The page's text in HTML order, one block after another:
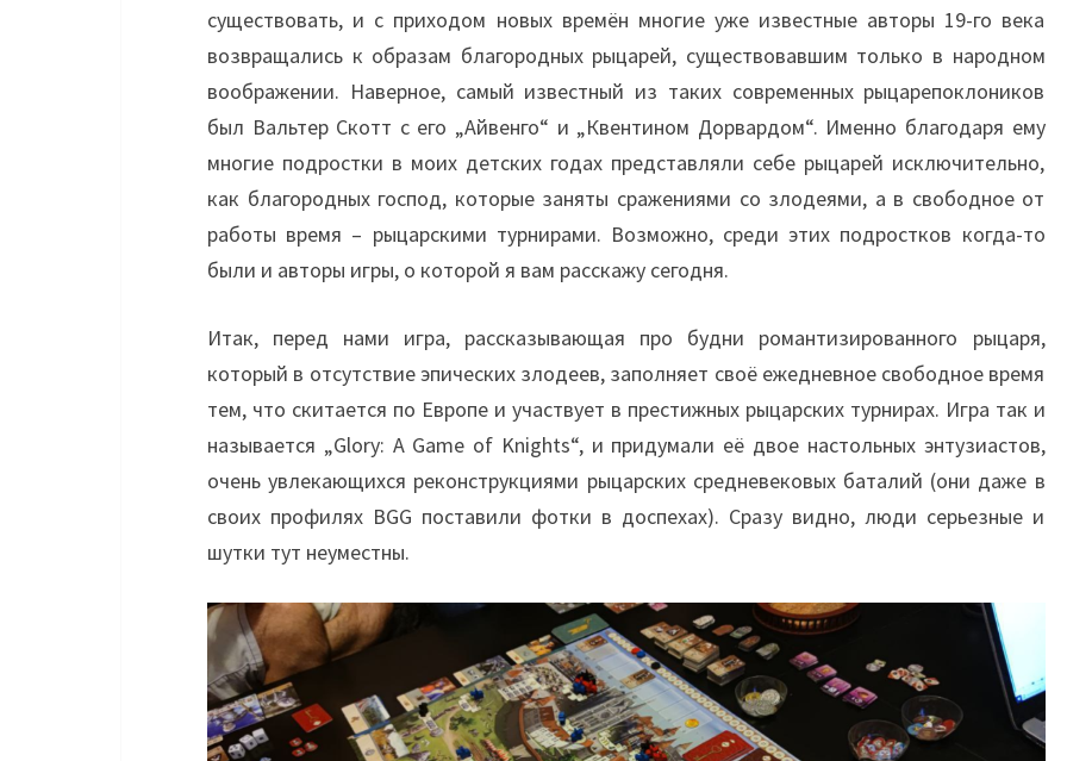
существовать, и с приходом новых времён многие уже известные авторы 19-го века
возвращались к образам благородных рыцарей, существовавшим только в народном
воображении. Наверное, самый известный из таких современных рыцарепоклоников
был Вальтер Скотт с его „Айвенго“ и „Квентином Дорвардом“. Именно благодаря ему
многие подростки в моих детских годах представляли себе рыцарей исключительно,
как благородных господ, которые заняты сражениями со злодеями, а в свободное от
работы время – рыцарскими турнирами. Возможно, среди этих подростков когда-то
были и авторы игры, о которой я вам расскажу сегодня.
Итак, перед нами игра, рассказывающая про будни романтизированного рыцаря,
который в отсутствие эпических злодеев, заполняет своё ежедневное свободное время
тем, что скитается по Европе и участвует в престижных рыцарских турнирах. Игра так и
называется „Glory: A Game of Knights“, и придумали её двое настольных энтузиастов,
очень увлекающихся реконструкциями рыцарских средневековых баталий (они даже в
своих профилях BGG поставили фотки в доспехах). Сразу видно, люди серьезные и
шутки тут неуместны.